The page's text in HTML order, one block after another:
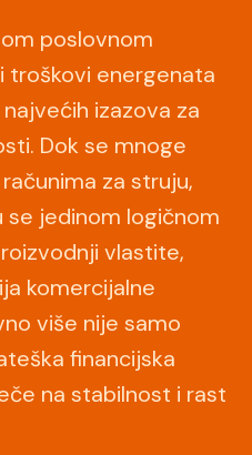
EN English
ME Crnogorski
poslovnom
troškovi energenata
izazova za
Dok se mnoge
za struju,
se jedinom logičnom
vlastite,
komercijalne
više nije samo
financijska
na stabilnost i rast